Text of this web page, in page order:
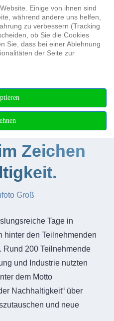
Suchen ...
/
Zeichen
Tage in
hinter den Teilnehmenden
Rund 200 Teilnehmende
und Industrie nutzten
dem Motto
Nachhaltigkeit“ über
und neue
Einige von ihnen sind
während andere uns helfen,
zu verbessern (Tracking
ob Sie die Cookies
Sie, dass bei einer Ablehnung
der Seite zur